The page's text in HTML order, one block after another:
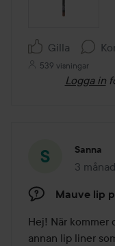
Gilla
539 visningar
Logga in
Sanna
3
Inlägget
Mauve lip
Hej! När kommer
annan lip liner